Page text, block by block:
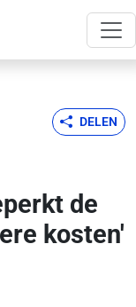
DELEN
de
kosten'